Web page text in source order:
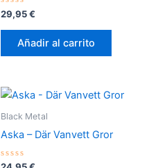
Valorado
con
0
29,95€
Añadir al carrito
Black Metal
Aska – Där Vanvett Gror
Valorado